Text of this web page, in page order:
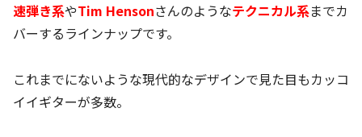
速弾き系やTim Hensonさんのようなテクニカル系までカ
バーするラインナップです。
これまでにないような現代的なデザインで見た目もカッコ
イイギターが多数。